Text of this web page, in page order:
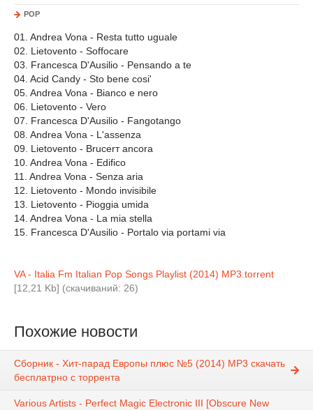
POP
01. Andrea Vona - Resta tutto uguale
02. Lietovento - Soffocare
03. Francesca D'Ausilio - Pensando a te
04. Acid Candy - Sto bene cosi'
05. Andrea Vona - Bianco e nero
06. Lietovento - Vero
07. Francesca D'Ausilio - Fangotango
08. Andrea Vona - L'assenza
09. Lietovento - Brucerт ancora
10. Andrea Vona - Edifico
11. Andrea Vona - Senza aria
12. Lietovento - Mondo invisibile
13. Lietovento - Pioggia umida
14. Andrea Vona - La mia stella
15. Francesca D'Ausilio - Portalo via portami via
VA - Italia Fm Italian Pop Songs Playlist (2014) MP3.torrent
[12,21 Kb] (cкачиваний: 26)
Похожие новости
Сборник - Хит-парад Европы плюс №5 (2014) MP3 скачать
бесплатрно с торрента
Various Artists - Perfect Magic Electronic III [Obscure New